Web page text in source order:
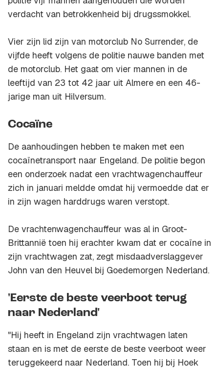
verdacht van betrokkenheid bij drugssmokkel.
Vier zijn lid zijn van motorclub No Surrender, de
vijfde heeft volgens de politie nauwe banden met
de motorclub. Het gaat om vier mannen in de
leeftijd van 23 tot 42 jaar uit Almere en een 46-
jarige man uit Hilversum.
Cocaïne
De aanhoudingen hebben te maken met een
cocaïnetransport naar Engeland. De politie begon
een onderzoek nadat een vrachtwagenchauffeur
zich in januari meldde omdat hij vermoedde dat er
in zijn wagen harddrugs waren verstopt.
De vrachtenwagenchauffeur was al in Groot-
Brittannië toen hij erachter kwam dat er cocaïne in
zijn vrachtwagen zat, zegt misdaadverslaggever
John van den Heuvel bij Goedemorgen Nederland.
'Eerste de beste veerboot terug
naar Nederland'
"Hij heeft in Engeland zijn vrachtwagen laten
staan en is met de eerste de beste veerboot weer
teruggekeerd naar Nederland. Toen hij bij Hoek